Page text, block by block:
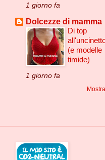
1 giorno fa
Dolcezze di mamma
Di top
(e modelle
timide)
1 giorno fa